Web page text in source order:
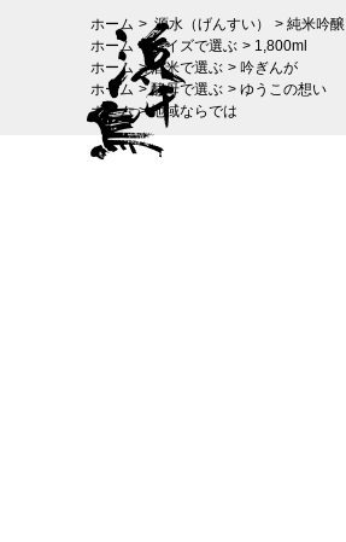
ホーム > 源水（げんすい） > 純米吟醸
ホーム > サイズで選ぶ > 1,800ml
ホーム >酒米で選ぶ > 吟ぎんが
ホーム >酵母で選ぶ > ゆうこの想い
ホーム>地域ならでは